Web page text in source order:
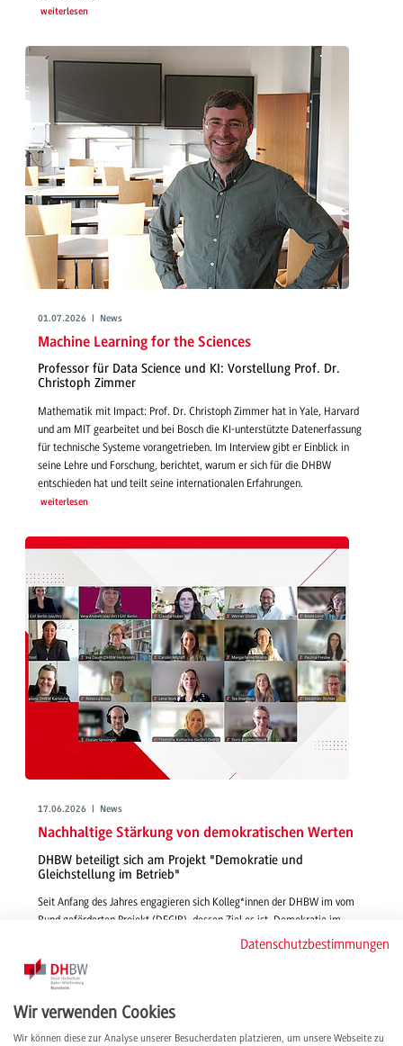
weiterlesen
01.07.2026 | News
Machine Learning for the Sciences
Professor für Data Science und KI: Vorstellung Prof. Dr.
Christoph Zimmer
Mathematik mit Impact: Prof. Dr. Christoph Zimmer hat in Yale, Harvard
und am MIT gearbeitet und bei Bosch die KI-unterstützte Datenerfassung
für technische Systeme vorangetrieben. Im Interview gibt er Einblick in
seine Lehre und Forschung, berichtet, warum er sich für die DHBW
entschieden hat und teilt seine internationalen Erfahrungen.
weiterlesen
17.06.2026 | News
Nachhaltige Stärkung von demokratischen Werten
DHBW beteiligt sich am Projekt "Demokratie und
Gleichstellung im Betrieb"
Seit Anfang des Jahres engagieren sich Kolleg*innen der DHBW im vom
Bund geförderten Projekt (DEGIB), dessen Ziel es ist, Demokratie im
Betrieb zu stärken, Gleichstellung zu fördern und praxistaugliche
Konzepte für unterschiedliche Organisationen und Branchen zu
entwickeln.
Datenschutzbestimmungen
Wir verwenden Cookies
Wir können diese zur Analyse unserer Besucherdaten platzieren, um unsere Webseite zu